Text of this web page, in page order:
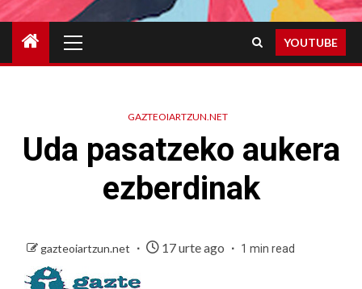
Menu
YOUTUBE
GAZTEOIARTZUN.NET
Uda pasatzeko aukera
ezberdinak
gazteoiartzun.net 17 urte ago 1 min read